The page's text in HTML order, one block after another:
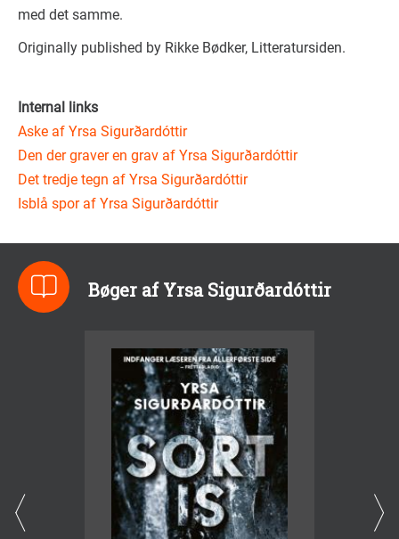
med det samme.
Originally published by Rikke Bødker, Litteratursiden.
Internal links
Aske af Yrsa Sigurðardóttir
Den der graver en grav af Yrsa Sigurðardóttir
Det tredje tegn af Yrsa Sigurðardóttir
Isblå spor af Yrsa Sigurðardóttir
Bøger af Yrsa Sigurðardóttir